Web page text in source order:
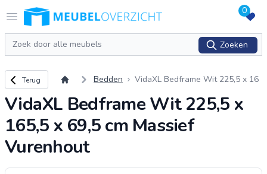
Open menu
Logo Meubeloverzicht.nl 0
Zoeken
Zoeken
Terug naar overzicht
Terug Bedden
VidaXL Bedframe Wit 225,5 x 16
VidaXL Bedframe Wit 225,5 x
165,5 x 69,5 cm Massief
Vurenhout